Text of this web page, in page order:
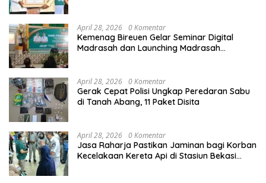
April 28, 2026 0 Komentar
Kemenag Bireuen Gelar Seminar Digital
Madrasah dan Launching Madrasah
April 28, 2026 0 Komentar
Gerak Cepat Polisi Ungkap Peredaran Sabu
di Tanah Abang, 11 Paket Disita
April 28, 2026 0 Komentar
Jasa Raharja Pastikan Jaminan bagi Korban
Kecelakaan Kereta Api di Stasiun Bekasi